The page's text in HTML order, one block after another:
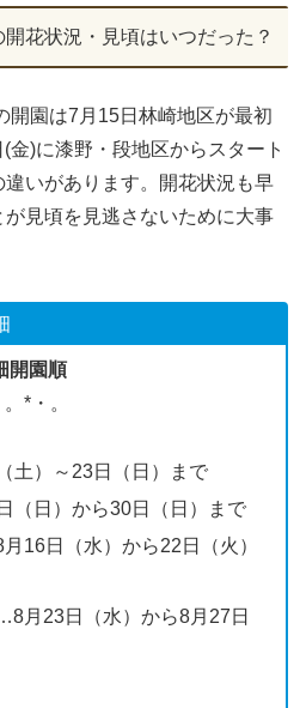
花状況・見頃はいつだった？
開園は7月15日林崎地区が最初
金)に漆野・段地区からスタート
いがあります。開花状況も早
見頃を見逃さないために大事
開園順
。*・。
土）～23日（日）まで
（日）から30日（日）まで
16日（水）から22日（火）
月23日（水）から8月27日